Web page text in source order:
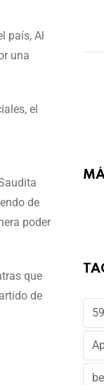
país, Al
una
el
de
poder
que
de